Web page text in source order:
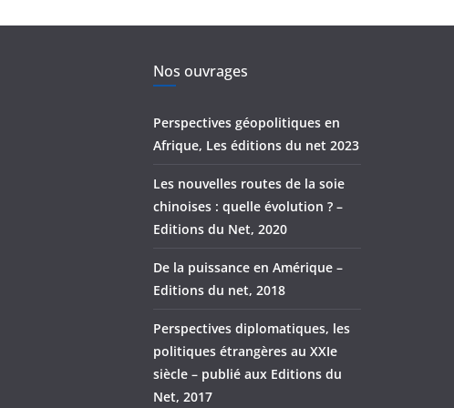
Nos ouvrages
Perspectives géopolitiques en
Afrique, Les éditions du net 2023
Les nouvelles routes de la soie
chinoises : quelle évolution ? –
Editions du Net, 2020
De la puissance en Amérique –
Editions du net, 2018
Perspectives diplomatiques, les
politiques étrangères au XXIe
siècle – publié aux Editions du
Net, 2017